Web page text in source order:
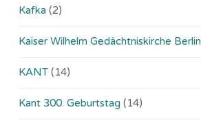
Kafka (2)
Kaiser Wilhelm Gedächtniskirche Berlin
KANT (14)
Kant 300. Geburtstag (14)